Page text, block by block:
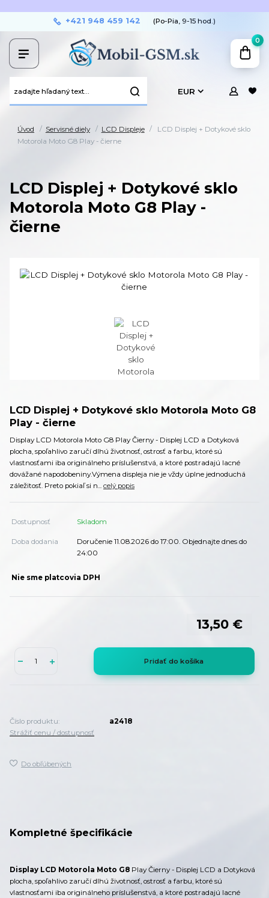
EUR
+421 948 459 142 (Po-Pia, 9-15 hod.)
0
Úvod Servisné diely LCD Displeje
LCD Displej + Dotykové sklo
Motorola Moto G8 Play - čierne
LCD Displej + Dotykové sklo
Motorola Moto G8 Play -
čierne
LCD Displej + Dotykové sklo Motorola Moto G8
Play - čierne
Display LCD Motorola Moto G8 Play Čierny - Displej LCD a Dotyková
plocha, spoľahlivo zaručí dlhú životnosť, ostrosť a farbu, ktoré sú
vlastnosťami iba originálneho príslušenstvá, a ktoré postradajú lacné
dovážané napodobeniny.Výmena displeja nie je vždy úplne jednoduchá
záležitosť. Preto pokiaľ si n... celý popis
Dostupnosť Skladom
Doba dodania
Doručenie 11.08.2026 do 17:00. Objednajte dnes do
24:00
Nie sme platcovia DPH
13,50 €
Pridať do košíka
Číslo produktu:
a2418
Strážiť cenu / dostupnosť
Do obľúbených
Kompletné špecifikácie
Display LCD Motorola Moto G8 Play Čierny - Displej LCD a Dotyková
plocha, spoľahlivo zaručí dlhú životnosť, ostrosť a farbu, ktoré sú
vlastnosťami iba originálneho príslušenstvá, a ktoré postradajú lacné